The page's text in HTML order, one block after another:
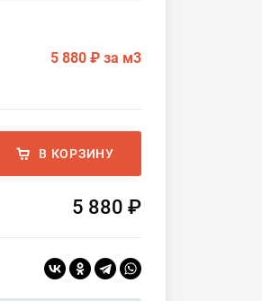
5 880 ₽ за м3
В КОРЗИНУ
5 880 ₽